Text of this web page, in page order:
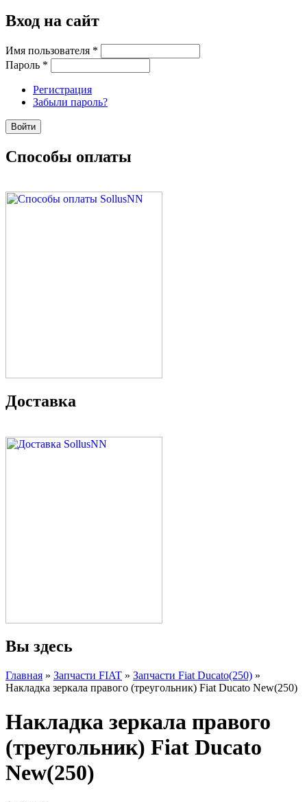
Вход на сайт
Имя пользователя *
Пароль *
Регистрация
Забыли пароль?
Способы оплаты
Доставка
Вы здесь
Главная » Запчасти FIAT » Запчасти Fiat Ducato(250) »
Накладка зеркала правого (треугольник) Fiat Ducato New(250)
Накладка зеркала правого
(треугольник) Fiat Ducato
New(250)